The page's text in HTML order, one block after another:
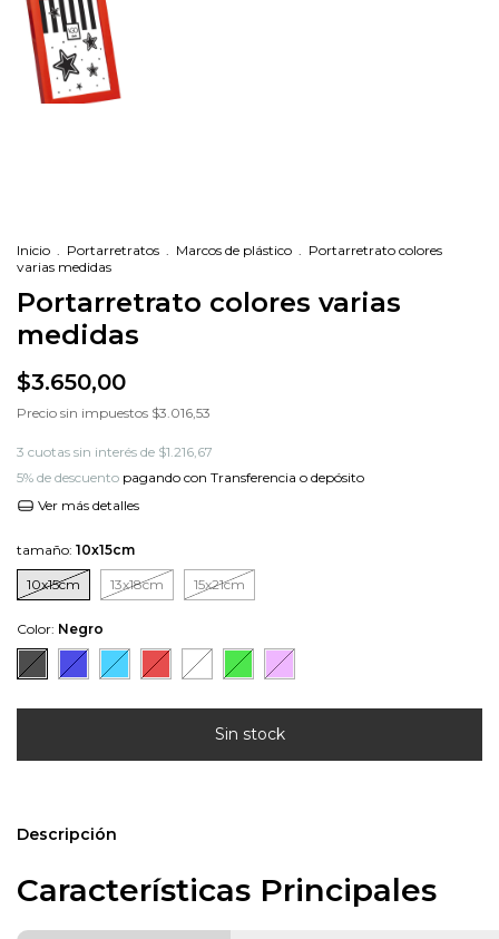
Inicio . Portarretratos . Marcos de plástico . Portarretrato colores
varias medidas
Portarretrato colores varias
medidas
$3.650,00
Precio sin impuestos $3.016,53
3 cuotas sin interés de $1.216,67
5% de descuento pagando con Transferencia o depósito
Ver más detalles
tamaño: 10x15cm
10x15cm 13x18cm 15x21cm
Color: Negro
Descripción
Características Principales